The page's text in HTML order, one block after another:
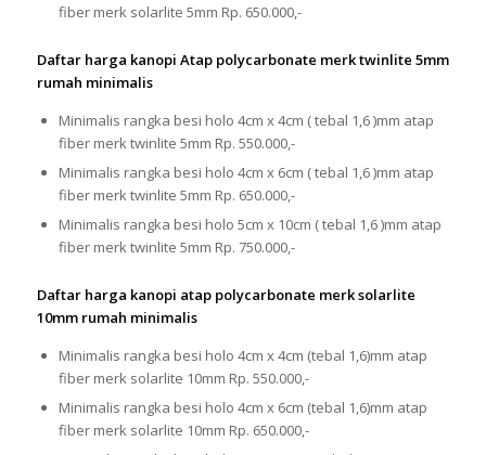
fiber merk solarlite 5mm Rp. 650.000,-
Daftar harga kanopi Atap polycarbonate merk twinlite 5mm
rumah minimalis
Minimalis rangka besi holo 4cm x 4cm ( tebal 1,6 )mm atap
fiber merk twinlite 5mm Rp. 550.000,-
Minimalis rangka besi holo 4cm x 6cm ( tebal 1,6 )mm atap
fiber merk twinlite 5mm Rp. 650.000,-
Minimalis rangka besi holo 5cm x 10cm ( tebal 1,6 )mm atap
fiber merk twinlite 5mm Rp. 750.000,-
Daftar harga kanopi atap polycarbonate merk solarlite
10mm rumah minimalis
Minimalis rangka besi holo 4cm x 4cm (tebal 1,6)mm atap
fiber merk solarlite 10mm Rp. 550.000,-
Minimalis rangka besi holo 4cm x 6cm (tebal 1,6)mm atap
fiber merk solarlite 10mm Rp. 650.000,-